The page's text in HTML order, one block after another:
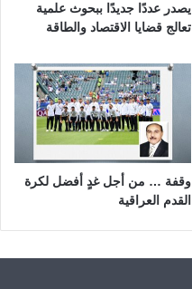
يصدر عددًا جديدًا ببحوث علمية
تعالج قضايا الاقتصاد والطاقة
وقفة … من أجل غدٍ أفضل لكرة
القدم العراقية